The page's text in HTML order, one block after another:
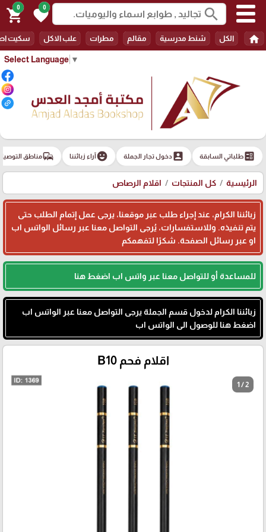
Select Language ▼
search
0
favorite
0
shopping_cart
home الكل شنط مدرسية مقالم مطرات علب الاكل سكيت
ballotطلباتي السابقة account_boxدخول تجار الجملة emoji_emotionsآراء زبائننا commuteمناطق
الرئيسية كل المنتجات اقلام الرصاص
زبائننا الكرام، عند إجراء طلب عبر موقعنا، يرجى عمل إتمام الطلب حتى
يتم تنفيذه. وللاستفسارات، يُرجى التواصل معنا عبر رسائل الواتس اب
او عبر رسائل الصفحة. شكرًا لتفهمكم
للمساعدة أو للتواصل معنا عبر واتس اب اضغط هنا
زبائننا الكرام لدخول قسم الجملة يرجى التواصل معنا عبر الواتس اب
اضغط هنا للوصول الى الواتس اب
اقلام فحم B10
1 / 2